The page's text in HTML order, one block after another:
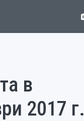
в
2017 г.